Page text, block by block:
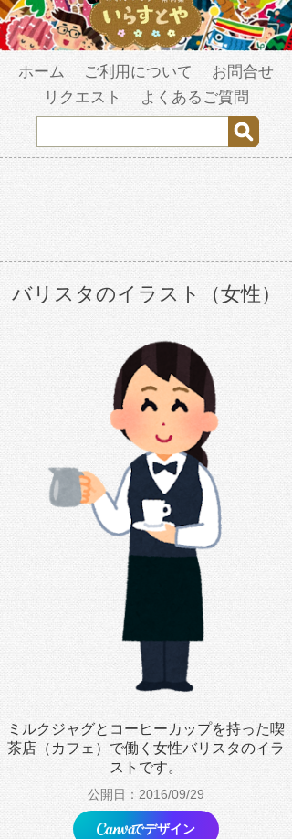
ホーム ご利用について
お問合せ
リクエスト
よくあるご質問
バリスタのイラスト（女性）
ミルクジャグとコーヒーカップを持った喫
茶店（カフェ）で働く女性バリスタのイラ
ストです。
公開日：2016/09/29
でデザイン